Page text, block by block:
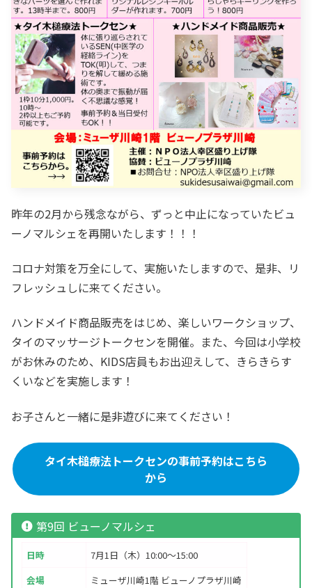
昨年の2月から残念ながら、ずっと中止になっていたビュ
ーノマルシェを再開いたします！！！
コロナ対策を万全にして、実施いたしますので、是非、リ
フレッシュしに来てください。
ハンドメイド商品販売をはじめ、楽しいワークショップ、
タイのマッサージトークセンを開催。また、今回は小学校
がお休みのため、KIDS店員もお出迎えして、きらきらす
くいなどを実施します！
お子さんと一緒に是非遊びに来てください！
タイ木槌療法トークセンの事前予約はこちら
から
第9回 ビューノマルシェ
日時
7月1日（木）10:00～15:00
会場
ミューザ川崎1階 ビューノプラザ川崎